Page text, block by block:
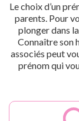
Le choix d’un
parents. Pour
plonger dans
Connaître son
associés peut
prénom qui